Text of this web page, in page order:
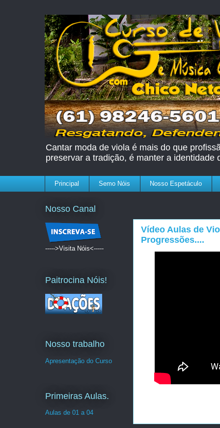
Cantar moda de viola é mais do que
preservar a tradição, é manter a
Principal Semo Nóis Nosso Espetáculo
Vídeo Aulas de
Progressões....
Nosso Canal
----->Visita Nóis<-----
Paitrocina Nóis!
Nosso trabalho
Apresentação do Curso
Primeiras Aulas.
Aulas de 01 a 04